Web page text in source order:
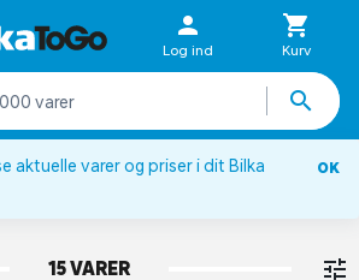
aktuelle varer og priser i dit Bilka
OK
Log ind Kurv
15 VARER